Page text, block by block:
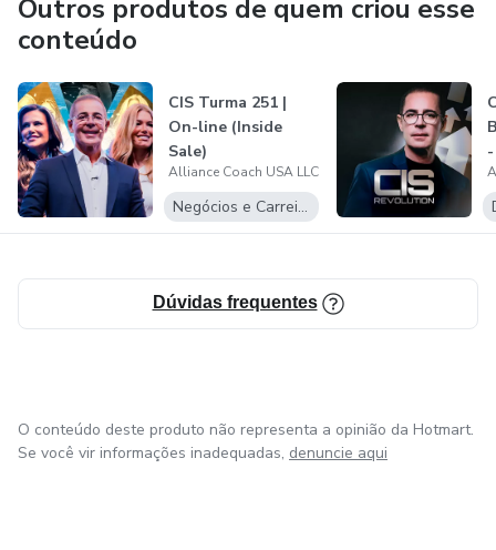
Outros produtos de quem criou esse
conteúdo
CIS Turma 251 |
On-line (Inside
Sale)
Alliance Coach USA LLC
Negócios e Carreira
Dúvidas frequentes
O conteúdo deste produto não representa a opinião da Hotmart.
Se você vir informações inadequadas, denuncie aqui